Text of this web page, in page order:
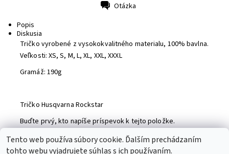
Otázka
Popis
Diskusia
Tričko vyrobené z vysokokvalitného materialu, 100% bavlna.
Veľkosti: XS, S, M, L, XL, XXL, XXXL
Gramáž: 190g
Tričko Husqvarna Rockstar
Buďte prvý, kto napíše príspevok k tejto položke.
Pridať komentár
Tento web používa súbory cookie. Ďalším prechádzaním
tohto webu vyjadrujete súhlas s ich používaním.